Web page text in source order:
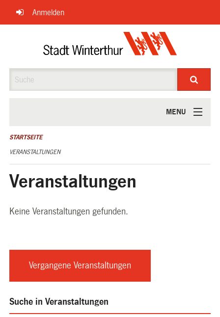
Navigation
überspringen
Anmelden
MENU
ÜBER UNS
STARTSEITE
VERANSTALTUNGEN
Veranstaltungen
Keine Veranstaltungen gefunden.
Vergangene Veranstaltungen
Suche in Veranstaltungen